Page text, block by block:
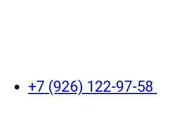
+7 (926) 122-97-58